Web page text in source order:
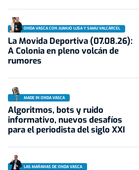
ONDA VASCA CON JUANJO LUSA Y SAMU VALCÁRCEL
La Movida Deportiva (07.08.26):
A Colonia en pleno volcán de
rumores
MADE IN ONDA VASCA
Algoritmos, bots y ruido
informativo, nuevos desafíos
para el periodista del siglo XXI
LAS MAÑANAS DE ONDA VASCA